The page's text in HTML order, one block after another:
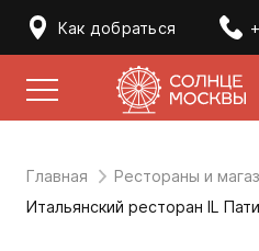
Как добраться
Главная
Рестораны и
Итальянский ресторан IL